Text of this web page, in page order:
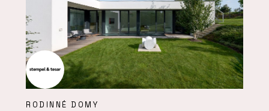
RODINNÉ DOMY